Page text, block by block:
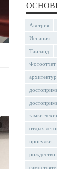
Австрия
Испания
Таиланд
Фотоотчет
замки
отдых
прогулки
рождество